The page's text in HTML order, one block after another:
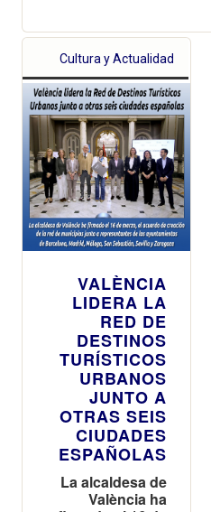
Cultura y Actualidad
VALÈNCIA
LIDERA LA
RED DE
DESTINOS
TURÍSTICOS
URBANOS
JUNTO A
OTRAS SEIS
CIUDADES
ESPAÑOLAS
La alcaldesa de
València ha